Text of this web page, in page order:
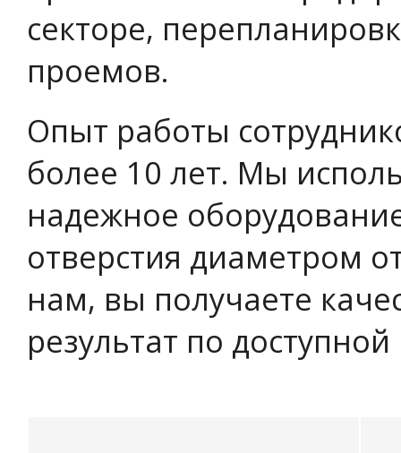
секторе,
проемов.
Опыт работы
более 10 лет. Мы
надежное
отверстия диаметром
нам, вы получаете
результат по